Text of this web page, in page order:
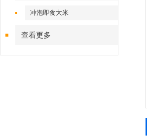
冲泡即食大米
查看更多